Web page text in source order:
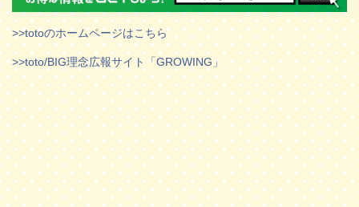
>>totoのホームページはこちら
>>toto/BIG理念広報サイト「GROWING」